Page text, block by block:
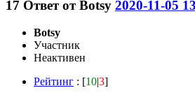
17 Ответ отBotsy 2020-11-05
Botsy
Участник
Неактивен
Рейтинг : [10|3]